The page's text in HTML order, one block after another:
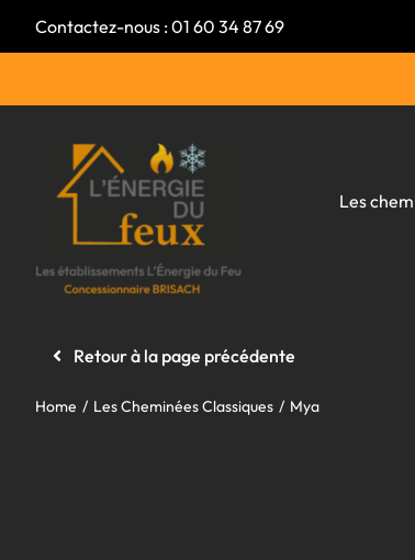
Contactez-nous :01 60 34 87 69
Les
Retour à la page précédente
Home Les Cheminées Classiques Mya